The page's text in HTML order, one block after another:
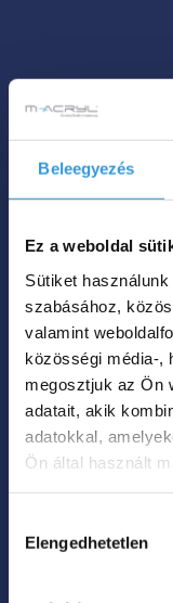
Beleegyezés
Ez a weboldal
Sütiket
szabásához,
valamint
közösségi média-,
megosztjuk az Ön
adatait, akik
adatokkal,
Ön által használt
kiválasztása
Elengedhetetlen